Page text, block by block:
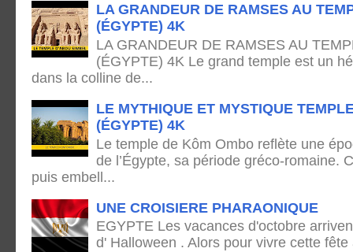
LA GRANDEUR DE RAMSES AU
(ÉGYPTE) 4K
LA GRANDEUR DE RAMSES AU
(ÉGYPTE) 4K Le grand temple est un
dans la colline de...
LE MYTHIQUE ET MYSTIQUE
(ÉGYPTE) 4K
Le temple de Kôm Ombo reflète une
de l’Égypte, sa période gréco-romaine.
puis embell...
UNE CROISIERE PHARAONIQUE
EGYPTE Les vacances d'octobre
d' Halloween . Alors pour vivre cette